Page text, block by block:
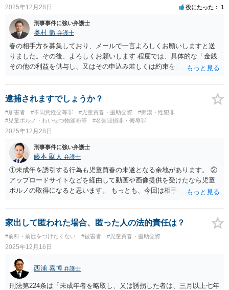
2025年12月28日 役にたった 1
刑事事件に強い弁護士
奥村 徹 弁護士
春の相手方を募集しており、メールで一言よろしくお願いしますと送
りました。その後、よろしくお願いします 程度では、具体的な「金銭
その他の利益を供与し、又はその申込み若しくは約束をして面会を要
（十六歳未満の者に対する面会要求等） わいせつの目的で、十六歳
未満の者に対し、次の各号に掲げるいずれかの行為をした者（当該十
六歳未満の者が十三歳以上である場合については、その者が生まれた
日より五年以上前の日に生まれた者に限る。）は、一年以下の拘禁刑
又は五十万円以下の罰金に処する。 一 威迫し、偽計を用い又は誘惑
会を要求すること。 三 金銭その他の利益を供与し、又はその申込み
若しくは約束をして面会を要求すること。
逮捕されますでしょうか？
#加害者 #不同意性交等罪 #児童買春・援助交際
#痴漢・性犯罪
#児童ポルノ・わいせつ物頒布等
#名誉毀損罪・侮辱罪
2025年12月28日
刑事事件に強い弁護士
藤本 顯人 弁護士
①未成年を誘引する行為も児童買春の未遂となる余地があります。 ②
アップロードサイトなどを経由して動画や画像提供を受けたなら児童
ポルノの取得になると思います。 もっとも、今回は相手の年齢も不明
です。
家出して匿われた場合、匿った人の法的責任は？
#前科・前歴をつけたくない #被害者 #児童買春・援助交際
2025年12月16日
西浦 嘉博 弁護士
刑法第224条は「未成年者を略取し、又は誘拐した者は、三月以上七年